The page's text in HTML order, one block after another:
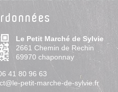
Le Petit Marché de Sylvie
2661 Chemin de Rechin
69970 chaponnay
41 80 96 63
petit-marche-de-sylvie.fr